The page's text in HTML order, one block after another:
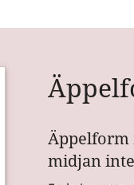
Äppelform
midjan